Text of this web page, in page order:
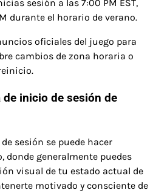
sesión a las 7:00 PM EST,
durante el horario de verano.
oficiales del juego para
cambios de zona horaria o
inicio de sesión de
sesión se puede hacer
donde generalmente puedes
visual de tu estado actual de
motivado y consciente de